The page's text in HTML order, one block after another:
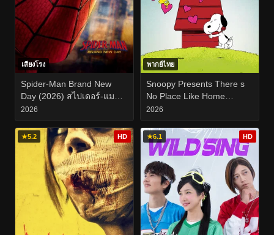
เสียงโรง
Spider-Man Brand New
Day (2026) สไปเดอร์-แมน
แบรนด์ นิว เดย์
2026
พากย์ไทย
Snoopy Presents There s
No Place Like Home
Snoopy (2026)
2026
★5.2 HD ★6.1 HD